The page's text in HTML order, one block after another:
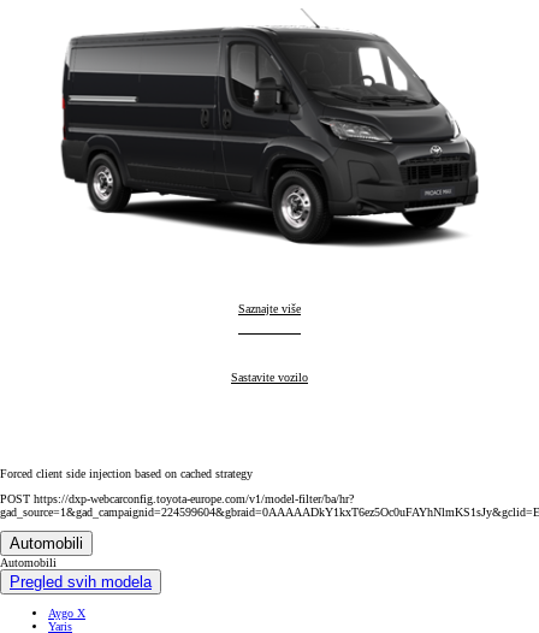
Proace Max:
Saznajte više
Proace Max:
Sastavite vozilo
Forced client side injection based on cached strategy
POST https://dxp-webcarconfig.toyota-europe.com/v1/model-filter/ba/hr?
Automobili
Automobili
Pregled svih modela
Aygo X
Yaris